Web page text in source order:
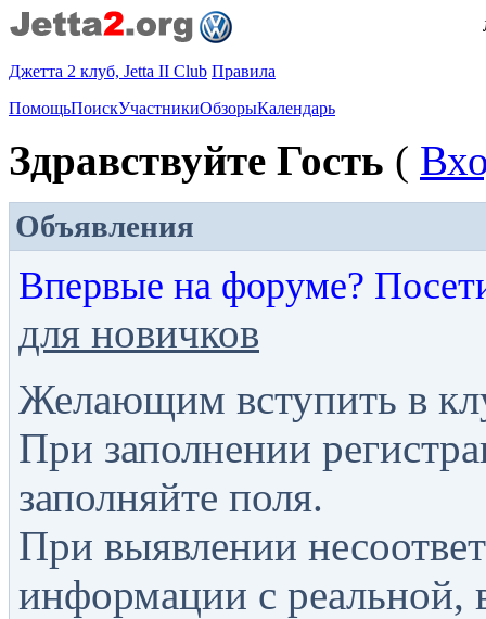
Джетта 2 клуб, Jetta II Club Правила
ПомощьПоискУчастникиОбзорыКалендарь
Здравствуйте Гость (
Объявления
Впервые на форуме?
для новичков
Желающим вступить в
При заполнении
заполняйте поля.
При выявлении
информации с реальной,